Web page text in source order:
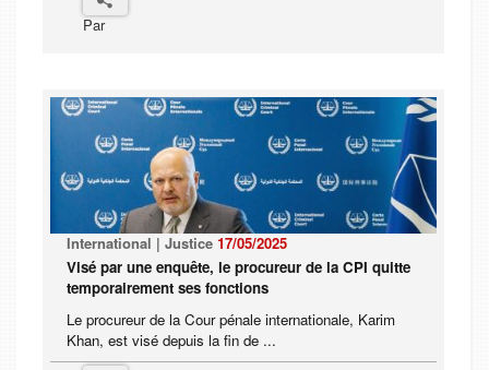
Par
International | Justice 17/05/2025
Visé par une enquête, le procureur de la CPI quitte
temporairement ses fonctions
Le procureur de la Cour pénale internationale, Karim
Khan, est visé depuis la fin de ...